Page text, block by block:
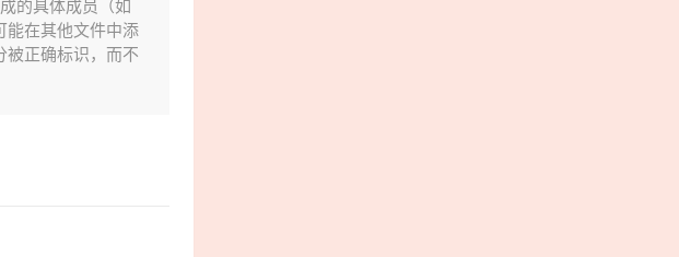
的具体成员（如
能在其他文件中添
被正确标识，而不